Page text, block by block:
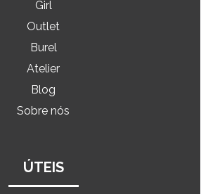
Girl
Outlet
Burel
Atelier
Blog
Sobre nós
ÚTEIS